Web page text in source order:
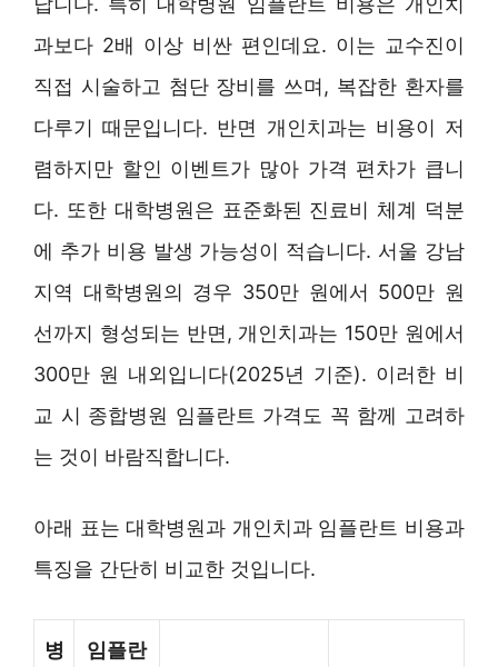
과보다 2배 이상 비싼 편인데요. 이는 교수진이
직접 시술하고 첨단 장비를 쓰며, 복잡한 환자를
다루기 때문입니다. 반면 개인치과는 비용이 저
렴하지만 할인 이벤트가 많아 가격 편차가 큽니
다. 또한 대학병원은 표준화된 진료비 체계 덕분
에 추가 비용 발생 가능성이 적습니다. 서울 강남
지역 대학병원의 경우 350만 원에서 500만 원
선까지 형성되는 반면, 개인치과는 150만 원에서
300만 원 내외입니다(2025년 기준). 이러한 비
교 시 종합병원 임플란트 가격도 꼭 함께 고려하
는 것이 바람직합니다.
아래 표는 대학병원과 개인치과 임플란트 비용과
특징을 간단히 비교한 것입니다.
병
임플란